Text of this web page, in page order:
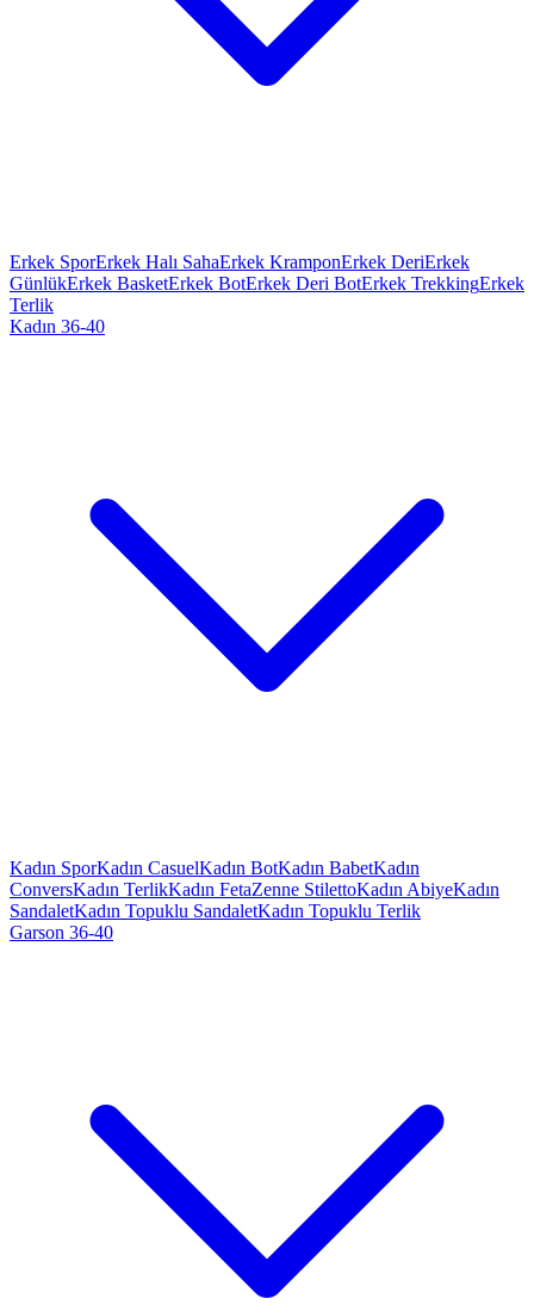
Erkek SporErkek Halı SahaErkek KramponErkek DeriErkek
GünlükErkek BasketErkek BotErkek Deri BotErkek TrekkingErkek
Terlik
Kadın 36-40
Kadın SporKadın CasuelKadın BotKadın BabetKadın
ConversKadın TerlikKadın FetaZenne StilettoKadın AbiyeKadın
SandaletKadın Topuklu SandaletKadın Topuklu Terlik
Garson 36-40